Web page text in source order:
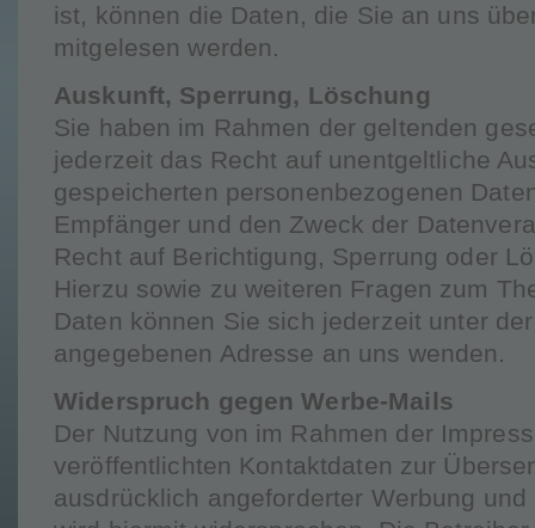
ist, können die Daten, die Sie an uns
mitgelesen werden.
Auskunft, Sperrung, Löschung
Sie haben im Rahmen der geltenden
jederzeit das Recht auf unentgeltliche
gespeicherten personenbezogenen
Empfänger und den Zweck der
Recht auf Berichtigung, Sperrung oder
Hierzu sowie zu weiteren Fragen zum
Daten können Sie sich jederzeit unter
angegebenen Adresse an uns wenden.
Widerspruch gegen Werbe-Mails
Der Nutzung von im Rahmen der
veröffentlichten Kontaktdaten zur
ausdrücklich angeforderter Werbung